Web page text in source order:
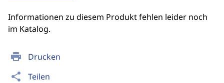
print Drucken
share Teilen
Informationen zu diesem Produkt fehlen leider noch
im Katalog.